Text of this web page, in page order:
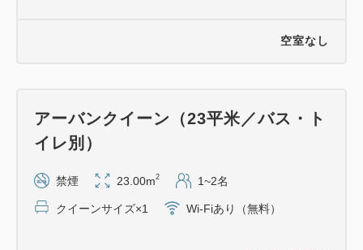
空室なし
アーバンクイーン（23平米／バス・ト
イレ別）
禁煙 23.00m2 1~2名
クイーンサイズ×1 Wi-Fiあり（無料）